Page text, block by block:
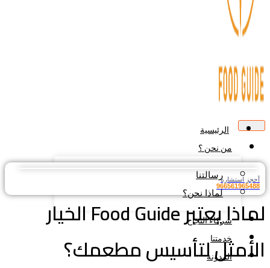
الرئيسية
من نحن ؟
رسالتنا
لماذا نحن؟
شركاء النجاح
خدمتنا
المدونة
استشارة
لماذا يعتبر Food Guide الخيار
لتأسيس مطعمك؟